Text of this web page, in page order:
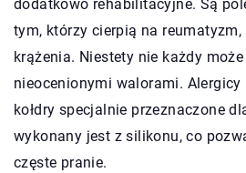
dodatkowo rehabilitacyjne. Są
tym, którzy cierpią na reumatyzm,
krążenia. Niestety nie każdy
nieocenionymi walorami.
kołdry specjalnie przeznaczone
wykonany jest z silikonu, co
częste pranie.